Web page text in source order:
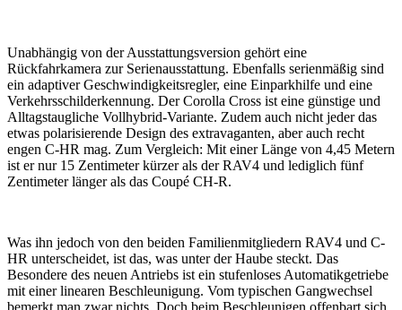
Unabhängig von der Ausstattungsversion gehört eine
Rückfahrkamera zur Serienausstattung. Ebenfalls serienmäßig sind
ein adaptiver Geschwindigkeitsregler, eine Einparkhilfe und eine
Verkehrsschilderkennung. Der Corolla Cross ist eine günstige und
Alltagstaugliche Vollhybrid-Variante. Zudem auch nicht jeder das
etwas polarisierende Design des extravaganten, aber auch recht
engen C-HR mag. Zum Vergleich: Mit einer Länge von 4,45 Metern
ist er nur 15 Zentimeter kürzer als der RAV4 und lediglich fünf
Zentimeter länger als das Coupé CH-R.
Was ihn jedoch von den beiden Familienmitgliedern RAV4 und C-
HR unterscheidet, ist das, was unter der Haube steckt. Das
Besondere des neuen Antriebs ist ein stufenloses Automatikgetriebe
mit einer linearen Beschleunigung. Vom typischen Gangwechsel
bemerkt man zwar nichts. Doch beim Beschleunigen offenbart sich